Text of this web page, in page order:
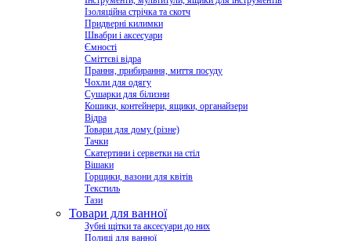
Ізоляційна стрічка та скотч
Придверні килимки
Швабри і аксесуари
Ємності
Сміттєві відра
Прання, прибирання, миття посуду
Чохли для одягу
Сушарки для білизни
Кошики, контейнери, ящики, органайзери
Відра
Товари для дому (різне)
Тачки
Скатертини і серветки на стіл
Вішаки
Горщики, вазони для квітів
Текстиль
Тази
Товари для ванної
Зубні щітки та аксесуари до них
Полиці для ванної